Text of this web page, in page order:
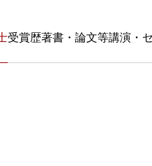
受賞歴著書・論文等講演・